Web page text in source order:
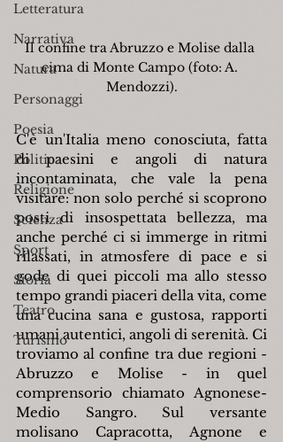
Letteratura
Narrativa
Natura
Personaggi
Poesia
Politica
Religione
Scienza
Sport
Storia
Teatro
Turismo
Il confine tra Abruzzo e Molise dalla
cima di Monte Campo (foto: A.
Mendozzi).
C'è un'Italia meno conosciuta, fatta
di paesini e angoli di natura
incontaminata, che vale la pena
visitare: non solo perché si scoprono
posti di insospettata bellezza, ma
anche perché ci si immerge in ritmi
rilassati, in atmosfere di pace e si
gode di quei piccoli ma allo stesso
tempo grandi piaceri della vita, come
una cucina sana e gustosa, rapporti
umani autentici, angoli di serenità. Ci
troviamo al confine tra due regioni -
Abruzzo e Molise - in quel
comprensorio chiamato Agnonese-
Medio Sangro. Sul versante
molisano Capracotta, Agnone e